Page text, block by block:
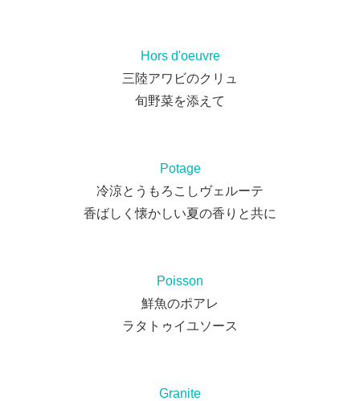
Hors d'oeuvre
三陸アワビのクリュ
旬野菜を添えて
Potage
冷涼とうもろこしヴェルーテ
香ばしく懐かしい夏の香りと共に
Poisson
鮮魚のポアレ
ラタトゥイユソース
Granite